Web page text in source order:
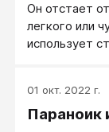
Он отстает
легкого или
использует
01 окт. 2022 г.
Параноик